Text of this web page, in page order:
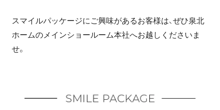
スマイルパッケージにご興味があるお客様は、ぜひ泉北
ホームのメインショールーム本社へお越しくださいま
せ。